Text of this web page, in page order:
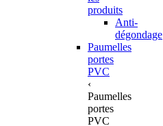
produits
Anti-
dégondage
Paumelles
portes
PVC
‹
Paumelles
portes
PVC